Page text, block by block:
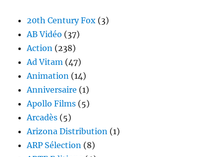
20th Century Fox (3)
AB Vidéo (37)
Action (238)
Ad Vitam (47)
Animation (14)
Anniversaire (1)
Apollo Films (5)
Arcadès (5)
Arizona Distribution (1)
ARP Sélection (8)